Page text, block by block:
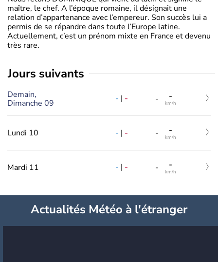
maître, le chef. A l’époque romaine, il désignait une
relation d’appartenance avec l’empereur. Son succès lui a
permis de se répandre dans toute l’Europe latine.
Actuellement, c’est un prénom mixte en France et devenu
très rare.
jours suivants
Demain,
Dimanche 09
- | - - -
km/h
Lundi 10 - | - - -
km/h
Mardi 11 - | - - -
km/h
Actualités Météo à l'étranger